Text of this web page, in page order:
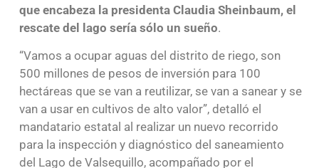
que encabeza la presidenta Claudia Sheinbaum, el
rescate del lago sería sólo un sueño.
“Vamos a ocupar aguas del distrito de riego, son
500 millones de pesos de inversión para 100
hectáreas que se van a reutilizar, se van a sanear y se
van a usar en cultivos de alto valor”, detalló el
mandatario estatal al realizar un nuevo recorrido
para la inspección y diagnóstico del saneamiento
del Lago de Valsequillo, acompañado por el